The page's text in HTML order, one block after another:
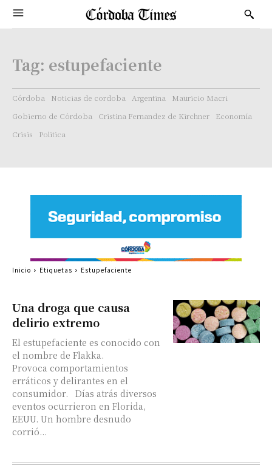
Tag: estupefaciente
Córdoba Noticias de cordoba Argentina
Mauricio Macri
Gobierno de Córdoba
Cristina Fernandez de Kirchner
Economía
Crisis
Politica
Una droga que causa
delirio extremo
El estupefaciente es conocido con
el nombre de Flakka.
Provoca comportamientos
erráticos y delirantes en el
consumidor. Días atrás diversos
eventos ocurrieron en Florida,
EEUU. Un hombre desnudo
corrió...
Inicio Etiquetas Estupefaciente